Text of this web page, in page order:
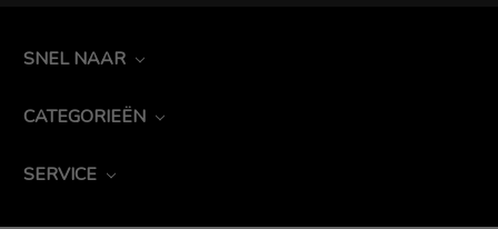
SNEL NAAR
CATEGORIEËN
SERVICE